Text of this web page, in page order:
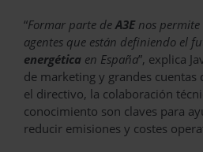
“Formar parte de A3Enos permite
agentes que están definiendo el
energética en España”, explica
de marketing y grandes cuentas
el directivo, la colaboración
conocimiento son claves para
reducir emisiones y costes